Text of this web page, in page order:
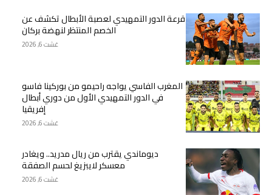
قرعة الدور التمهيدي لعصبة الأبطال تكشف عن
الخصم المنتظر لنهضة بركان
غشت 6, 2026
المغرب الفاسي يواجه راحيمو من بوركينا فاسو
في الدور التمهيدي الأول من دوري أبطال
إفريقيا
غشت 6, 2026
ديوماندي يقترب من ريال مدريد.. ويغادر
معسكر لايبزيغ لحسم الصفقة
غشت 6, 2026